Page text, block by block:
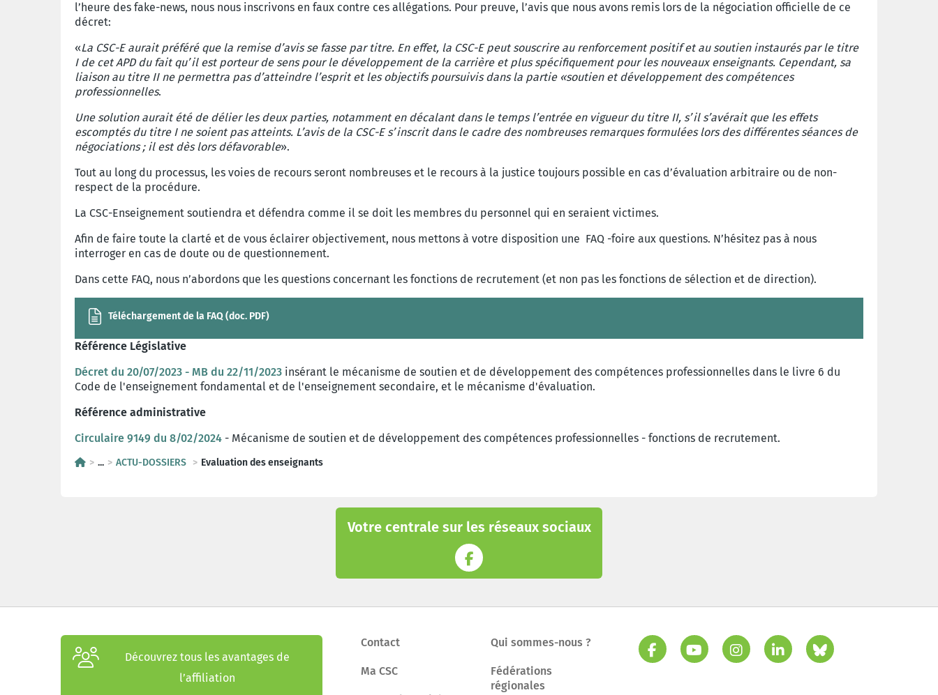
l’heure des fake-news, nous nous inscrivons en faux contre ces allégations. Pour preuve, l’avis que nous avons remis lors de la négociation officielle de ce
décret:
«La CSC-E aurait préféré que la remise d’avis se fasse par titre. En effet, la CSC-E peut souscrire au renforcement positif et au soutien instaurés par le titre
I de cet APD du fait qu’il est porteur de sens pour le développement de la carrière et plus spécifiquement pour les nouveaux enseignants. Cependant, sa
liaison au titre II ne permettra pas d’atteindre l’esprit et les objectifs poursuivis dans la partie «soutien et développement des compétences
professionnelles.
Une solution aurait été de délier les deux parties, notamment en décalant dans le temps l’entrée en vigueur du titre II, s’il s’avérait que les effets
escomptés du titre I ne soient pas atteints. L’avis de la CSC-E s’inscrit dans le cadre des nombreuses remarques formulées lors des différentes séances de
négociations ; il est dès lors défavorable».
Tout au long du processus, les voies de recours seront nombreuses et le recours à la justice toujours possible en cas d’évaluation arbitraire ou de non-
respect de la procédure.
La CSC-Enseignement soutiendra et défendra comme il se doit les membres du personnel qui en seraient victimes.
Afin de faire toute la clarté et de vous éclairer objectivement, nous mettons à votre disposition une FAQ -foire aux questions. N’hésitez pas à nous
interroger en cas de doute ou de questionnement.
Dans cette FAQ, nous n’abordons que les questions concernant les fonctions de recrutement (et non pas les fonctions de sélection et de direction).
Téléchargement de la FAQ (doc. PDF)
Référence Législative
Décret du 20/07/2023 - MB du 22/11/2023 insérant le mécanisme de soutien et de développement des compétences professionnelles dans le livre 6 du
Code de l'enseignement fondamental et de l'enseignement secondaire, et le mécanisme d'évaluation.
Référence administrative
Circulaire 9149 du 8/02/2024 - Mécanisme de soutien et de développement des compétences professionnelles - fonctions de recrutement.
... ACTU-DOSSIERS Evaluation des enseignants
Votre centrale sur les réseaux sociaux
Découvrez tous les avantages de
l’affiliation
Contact
Ma CSC
Qui sommes-nous ?
Fédérations
régionales